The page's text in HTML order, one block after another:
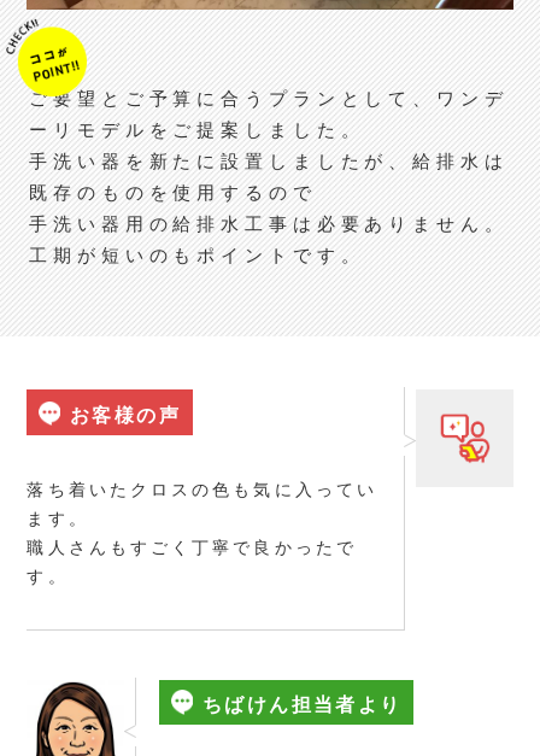
ご要望とご予算に合うプランとして、ワンデ
ーリモデルをご提案しました。
手洗い器を新たに設置しましたが、給排水は
既存のものを使用するので
手洗い器用の給排水工事は必要ありません。
工期が短いのもポイントです。
お客様の声
落ち着いたクロスの色も気に入ってい
ます。
職人さんもすごく丁寧で良かったで
す。
ちばけん担当者より